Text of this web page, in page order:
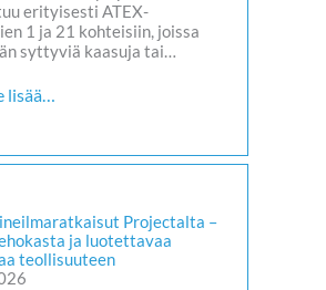
erityisesti ATEX-
1 ja 21 kohteisiin, joissa
syttyviä kaasuja tai…
lisää…
Projectalta –
ja luotettavaa
teollisuuteen